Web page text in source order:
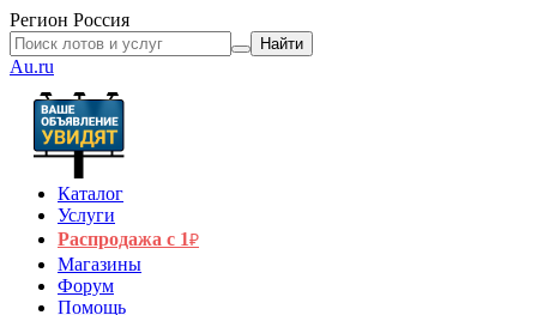
Регион Россия
Найти
Au.ru
Каталог
Услуги
Распродажа с 1₽
Магазины
Форум
Помощь